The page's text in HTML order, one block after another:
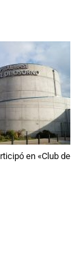
en «Club de